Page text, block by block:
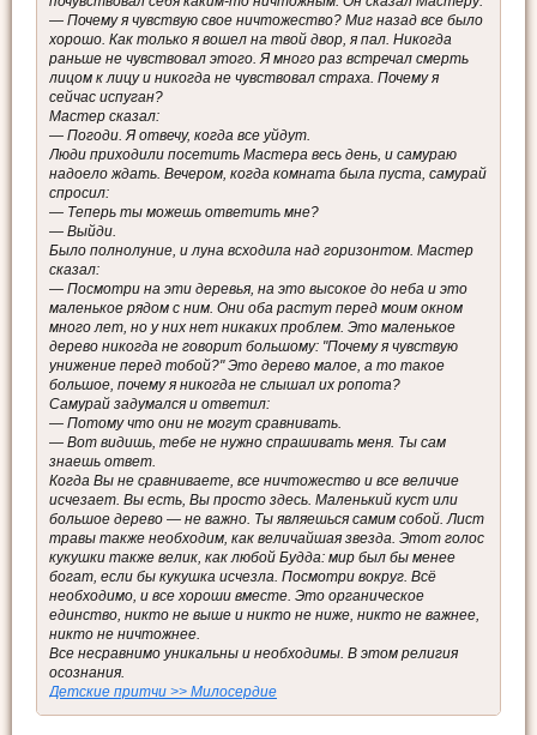
— Почему я чувствую свое ничтожество? Миг назад все было
хорошо. Как только я вошел на твой двор, я пал. Никогда
раньше не чувствовал этого. Я много раз встречал смерть
лицом к лицу и никогда не чувствовал страха. Почему я
сейчас испуган?
Мастер сказал:
— Погоди. Я отвечу, когда все уйдут.
Люди приходили посетить Мастера весь день, и самураю
надоело ждать. Вечером, когда комната была пуста, самурай
спросил:
— Теперь ты можешь ответить мне?
— Выйди.
Было полнолуние, и луна всходила над горизонтом. Мастер
сказал:
— Посмотри на эти деревья, на это высокое до неба и это
маленькое рядом с ним. Они оба растут перед моим окном
много лет, но у них нет никаких проблем. Это маленькое
дерево никогда не говорит большому: "Почему я чувствую
унижение перед тобой?" Это дерево малое, а то такое
большое, почему я никогда не слышал их ропота?
Самурай задумался и ответил:
— Потому что они не могут сравнивать.
— Вот видишь, тебе не нужно спрашивать меня. Ты сам
знаешь ответ.
Когда Вы не сравниваете, все ничтожество и все величие
исчезает. Вы есть, Вы просто здесь. Маленький куст или
большое дерево — не важно. Ты являешься самим собой. Лист
травы также необходим, как величайшая звезда. Этот голос
кукушки также велик, как любой Будда: мир был бы менее
богат, если бы кукушка исчезла. Посмотри вокруг. Всё
необходимо, и все хороши вместе. Это органическое
единство, никто не выше и никто не ниже, никто не важнее,
никто не ничтожнее.
Все несравнимо уникальны и необходимы. В этом религия
осознания.
Детские притчи >> Милосердие